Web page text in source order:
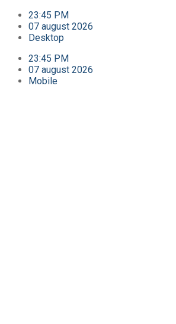
23:45 PM
07 august 2026
Desktop
23:45 PM
07 august 2026
Mobile